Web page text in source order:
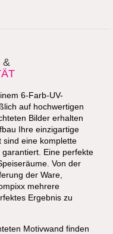
W
Materialien
Ihren Gegebenheiten
&
6-Farb-UV-
auf hochwertigen
Ihre einzigartige